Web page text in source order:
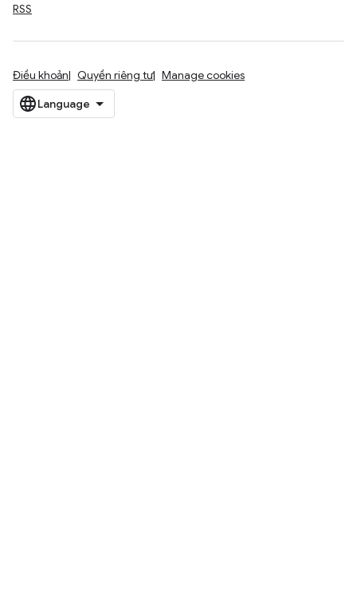
RSS
Điều khoản Quyền riêng tư Manage cookies